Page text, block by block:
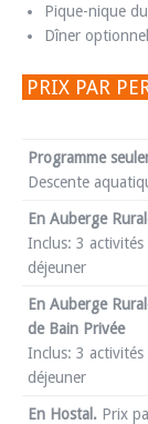
Pique-nique
Dîner
PRIX PAR
Programme
Descente
En Auberge
Inclus: 3
déjeuner
En Auberge
de Bain Privée
Inclus: 3
déjeuner
En Hostal. Prix